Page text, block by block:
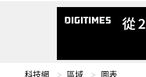
科技網 區域 圖表